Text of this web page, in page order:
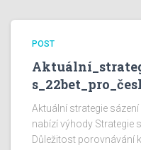
POST
Aktuální strategie
nabízí výhody Strategie
Důležitost porovnávání